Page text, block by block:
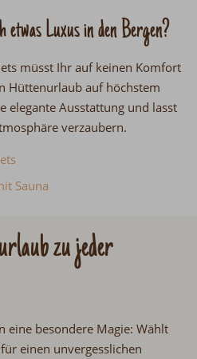
Luxus in den Bergen?
müsst Ihr auf keinen Komfort
Hüttenurlaub auf höchstem
elegante Ausstattung und lasst
verzaubern.
Sauna
zu jeder
eine besondere Magie: Wählt
einen unvergesslichen